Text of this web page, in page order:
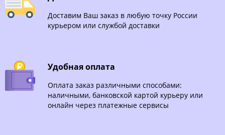
Доставим Ваш заказ в любую точку России
курьером или службой доставки
Удобная оплата
Оплата заказ различными способами:
наличными, банковской картой курьеру или
онлайн через платежные сервисы